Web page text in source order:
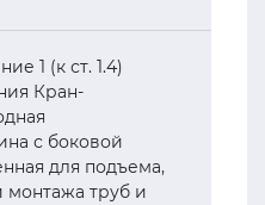
1 (к ст. 1.4)
Кран-
с боковой
для подъема,
монтажа труб и